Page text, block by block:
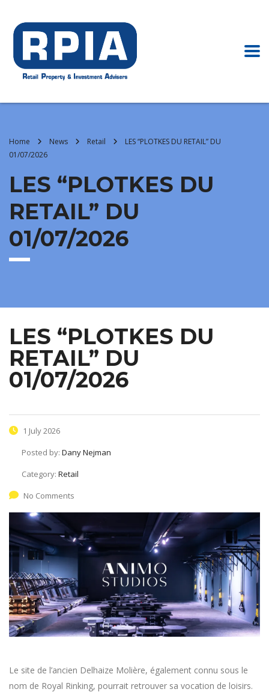
Home News Retail
LES “PLOTKES DU RETAIL” DU
01/07/2026
LES “PLOTKES DU
RETAIL” DU
01/07/2026
LES “PLOTKES DU
RETAIL” DU
01/07/2026
1 July 2026
Posted by: Dany Nejman
Category: Retail
No Comments
Le site de l’ancien Delhaize Molière, également connu sous le
nom de Royal Rinking, pourrait retrouver sa vocation de loisirs.